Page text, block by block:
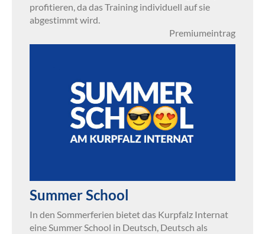
profitieren, da das Training individuell auf sie
abgestimmt wird.
Premiumeintrag
Summer School
In den Sommerferien bietet das Kurpfalz Internat
eine Summer School in Deutsch, Deutsch als